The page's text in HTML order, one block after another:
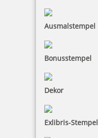
Ausmalstempel
Bonusstempel
Dekor
Exlibris-Stempel